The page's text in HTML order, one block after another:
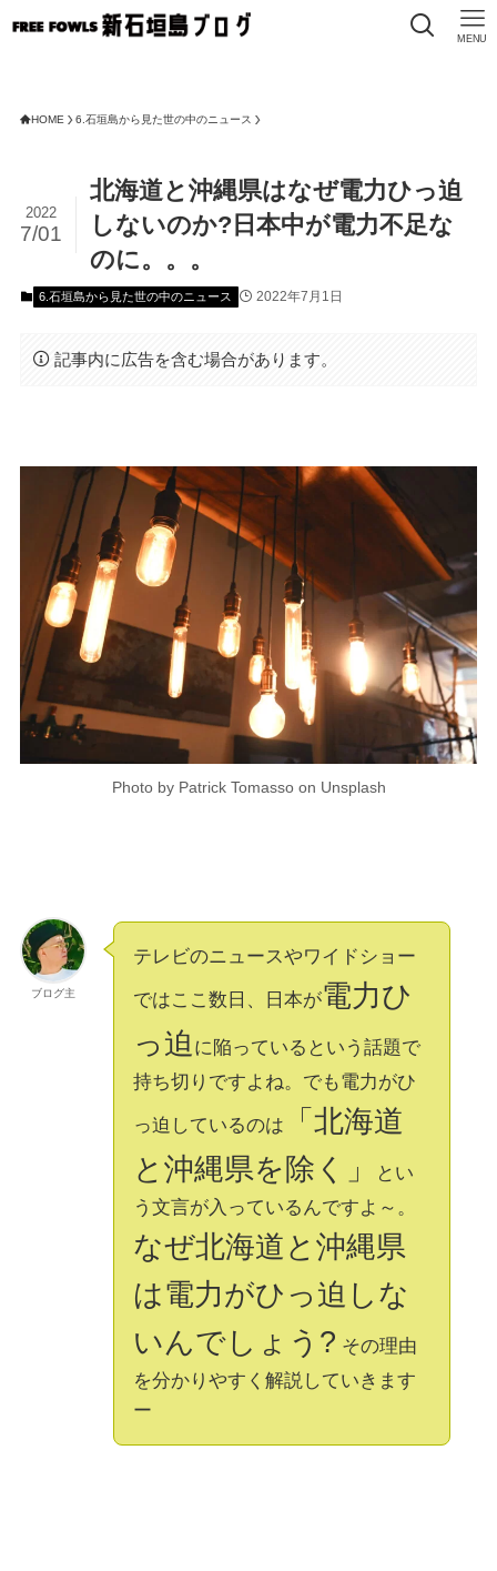
MENU
HOME 6.石垣島から見た世の中のニュース
北海道と沖縄県はなぜ電力ひっ迫
しないのか?日本中が電力不足な
のに。。。
2022
7/01
6.石垣島から見た世の中のニュース 2022年7月1日
記事内に広告を含む場合があります。
Photo by Patrick Tomasso on Unsplash
ブログ主
テレビのニュースやワイドショー
ではここ数日、日本が電力ひ
っ迫 に陥っているという話題で
持ち切りですよね。でも電力がひ
っ迫しているのは
「北海道
と沖縄県を除く」
とい
う文言が入っているんですよ～。
なぜ北海道と沖縄県
は電力がひっ迫しな
いんでしょう? その理由
を分かりやすく解説していきます
ー